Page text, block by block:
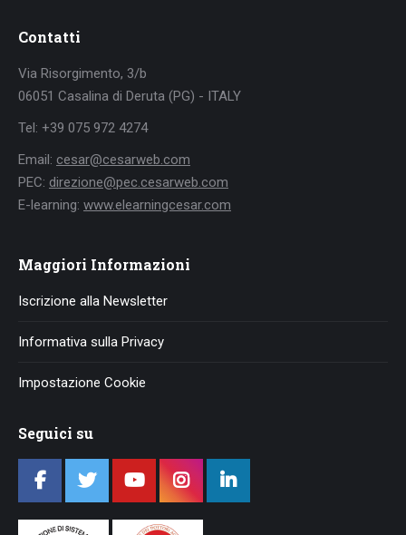
Contatti
Via Risorgimento, 3/b
06051 Casalina di Deruta (PG) - ITALY
Tel: +39 075 972 4274
Email: cesar@cesarweb.com
PEC: direzione@pec.cesarweb.com
E-learning: www.elearningcesar.com
Maggiori Informazioni
Iscrizione alla Newsletter
Informativa sulla Privacy
Impostazione Cookie
Seguici su